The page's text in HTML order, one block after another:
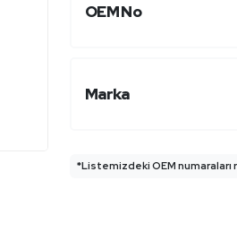
OEM No
Marka
*Listemizdeki OEM numaraları